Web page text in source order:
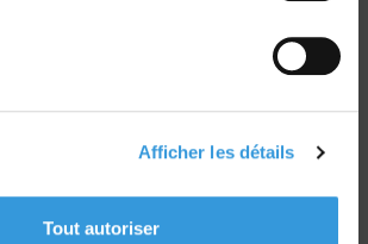
Afficher les détails
Tout autoriser